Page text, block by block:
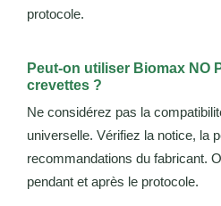
protocole.
Peut-on utiliser Biomax NO
crevettes ?
Ne considérez pas la
universelle. Vérifiez la notice, la
recommandations du fabricant.
pendant et après le protocole.